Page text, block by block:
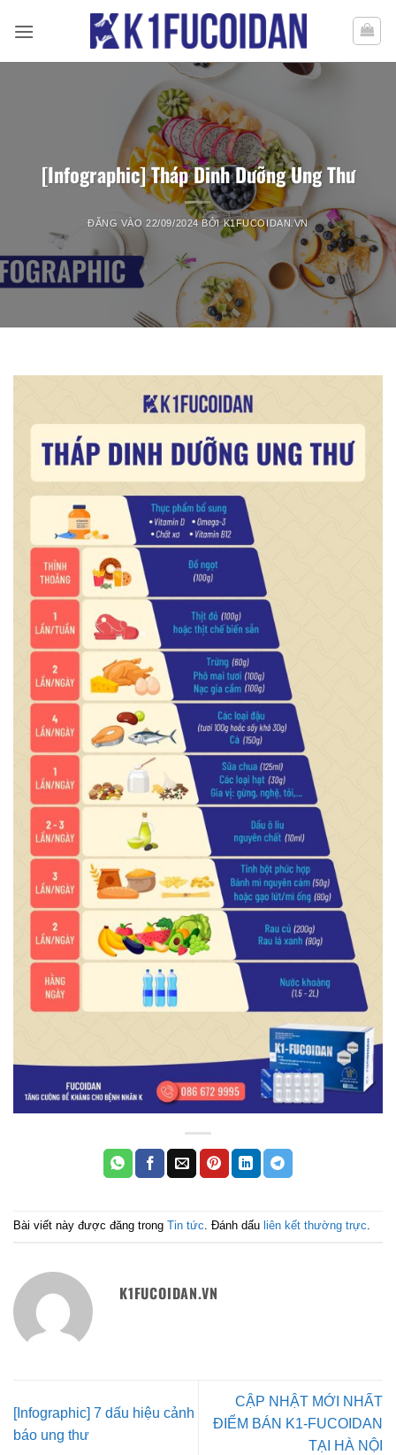
qua
[Infographic] Tháp Dinh Dưỡng Ung Thư
ĐĂNG VÀO22/09/2024 BỞIK1FUCOIDAN.VN
Bài viết này được đăng trong Tin tức. Đánh dấu liên kết thường trực.
K1FUCOIDAN.VN
[Infographic] 7 dấu hiệu cảnh
báo ung thư
CẬP NHẬT MỚI NHẤT
ĐIỂM BÁN K1-FUCOIDAN
TẠI HÀ NỘI